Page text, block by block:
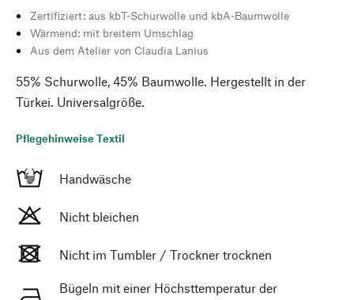
Zertifiziert: aus kbT-Schurwolle und kbA-Baumwolle
Wärmend: mit breitem Umschlag
Aus dem Atelier von Claudia Lanius
55% Schurwolle, 45% Baumwolle. Hergestellt in der
Türkei. Universalgröße.
Pflegehinweise Textil
Handwäsche
Nicht bleichen
Nicht im Tumbler / Trockner trocknen
Bügeln mit einer Höchsttemperatur der